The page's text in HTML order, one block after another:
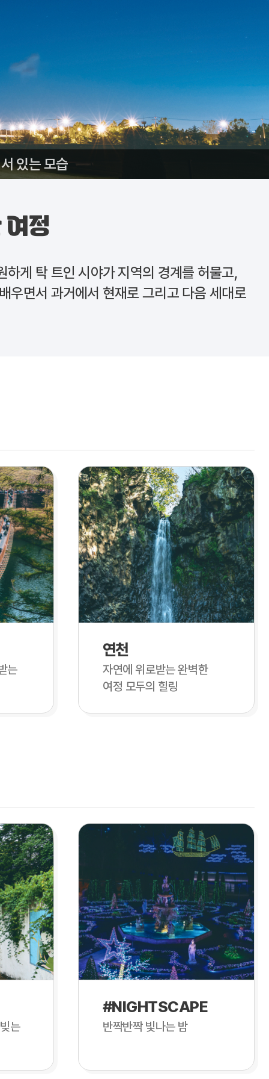
있는 모습
여정
게 탁 트인 시야가 지역의 경계를 허물고,
우면서 과거에서 현재로 그리고 다음 세대로
는
연천
자연에 위로받는 완벽한
여정 모두의 힐링
는
#NIGHTSCAPE
반짝반짝 빛나는 밤